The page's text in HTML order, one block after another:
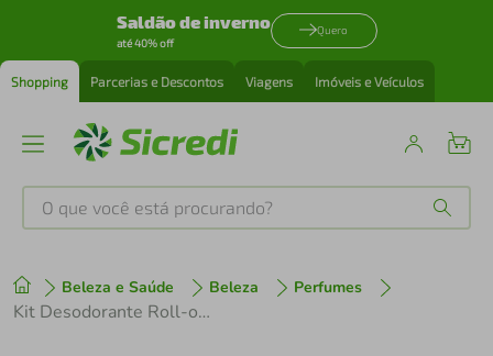
Saldão de inverno
até 40% off
Quero
Shopping Parcerias e Descontos Viagens Imóveis e Veículos
O que você está procurando?
Beleza e Saúde Beleza Perfumes
Kit Desodorante Roll-on Rexona Powder Dry 2 Unidades 50ml Cada
1º tenis